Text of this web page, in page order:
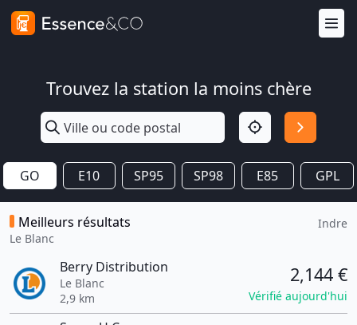
Trouvez la station la moins chère
GO E10 SP95 SP98 E85 GPL
Meilleurs résultats
Le Blanc
Indre
Berry Distribution
Le Blanc
2,9 km
2,144 €
Vérifié aujourd'hui